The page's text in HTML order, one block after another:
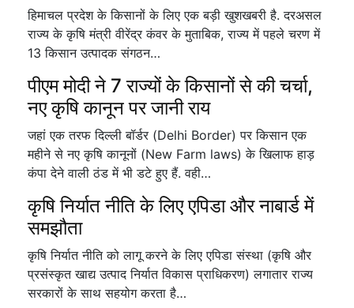
हिमाचल प्रदेश के किसानों के लिए एक बड़ी खुशखबरी है. दरअसल
राज्य के कृषि मंत्री वीरेंद्र कंवर के मुताबिक, राज्य में पहले चरण में
13 किसान उत्पादक संगठन…
पीएम मोदी ने 7 राज्यों के किसानों से की चर्चा,
नए कृषि कानून पर जानी राय
जहां एक तरफ दिल्ली बॉर्डर (Delhi Border) पर किसान एक
महीने से नए कृषि कानूनों (New Farm laws) के खिलाफ हाड़
कंपा देने वाली ठंड में भी डटे हुए हैं. वही…
कृषि निर्यात नीति के लिए एपिडा और नाबार्ड में
समझौता
कृषि निर्यात नीति को लागू करने के लिए एपिडा संस्था (कृषि और
प्रसंस्कृत खाद्य उत्पाद निर्यात विकास प्राधिकरण) लगातार राज्य
सरकारों के साथ सहयोग करता है…